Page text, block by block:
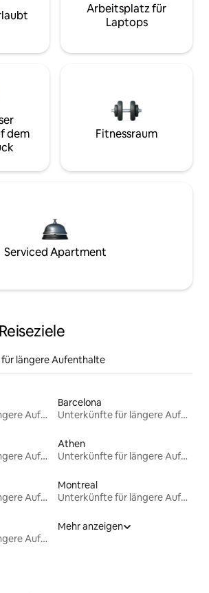
Arbeitsplatz für
Laptops
dem
Fitnessraum
Serviced Apartment
für längere Aufenthalte
Unterkünfte für längere Aufenthalte
Barcelona
Unterkünfte für längere Aufenthalte
Unterkünfte für längere Aufenthalte
Athen
Unterkünfte für längere Aufenthalte
Unterkünfte für längere Aufenthalte
Montreal
Unterkünfte für längere Aufenthalte
Unterkünfte für längere Aufenthalte
Mehr anzeigen